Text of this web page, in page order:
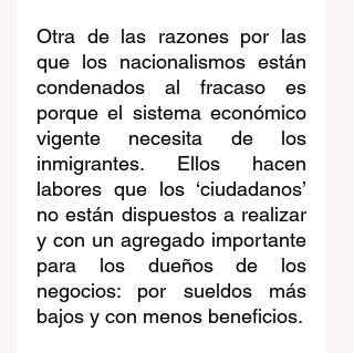
Otra de las razones por las
que los nacionalismos están
condenados al fracaso es
porque el sistema económico
vigente necesita de los
inmigrantes. Ellos hacen
labores que los ‘ciudadanos’
no están dispuestos a realizar
y con un agregado importante
para los dueños de los
negocios: por sueldos más